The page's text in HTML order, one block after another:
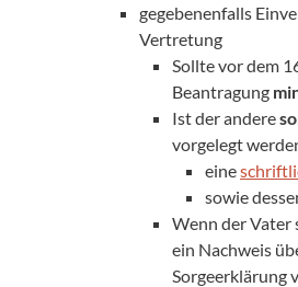
gegebenenfalls
Vertretung
Sollte vor dem
Beantragung
Ist der andere
vorgelegt
eine
sowie
Wenn der Vater
ein Nachweis
Sorgeerklärung